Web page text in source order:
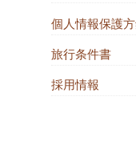
個人情報保護
旅行条件書
採用情報